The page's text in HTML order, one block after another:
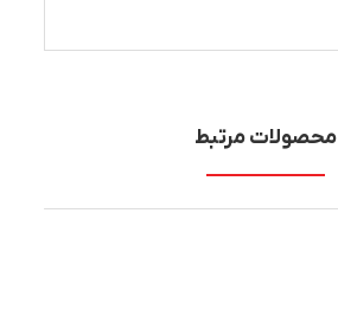
محصولات مرتبط